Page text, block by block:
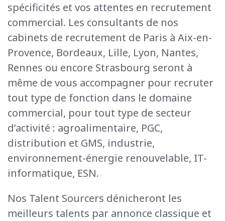
spécificités et vos attentes en recrutement
commercial. Les consultants de nos
cabinets de recrutement de Paris à Aix-en-
Provence, Bordeaux, Lille, Lyon, Nantes,
Rennes ou encore Strasbourg seront à
même de vous accompagner pour recruter
tout type de fonction dans le domaine
commercial, pour tout type de secteur
d’activité : agroalimentaire, PGC,
distribution et GMS, industrie,
environnement-énergie renouvelable, IT-
informatique, ESN.
Nos Talent Sourcers dénicheront les
meilleurs talents par annonce classique et